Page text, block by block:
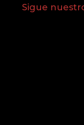
Sigue